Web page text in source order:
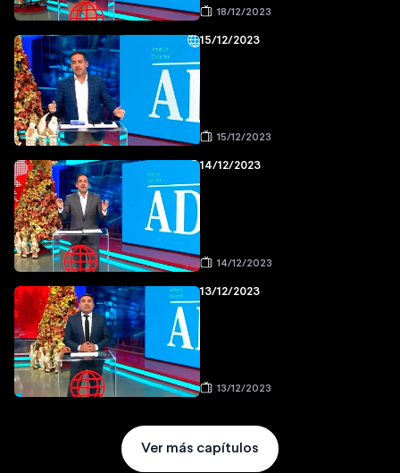
18/12/2023
15/12/2023
15/12/2023
14/12/2023
14/12/2023
13/12/2023
13/12/2023
Ver más capítulos